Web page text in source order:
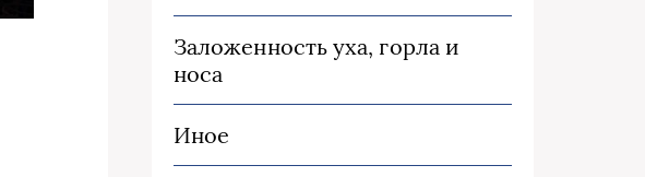
Заложенность уха, горла и
носа
Иное